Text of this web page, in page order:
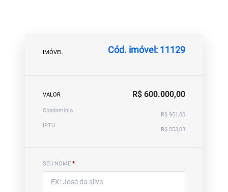
IMÓVEL Cód. imóvel: 11129
VALOR R$ 600.000,00
Condomínio
R$ 951,00
IPTU
R$ 553,03
SEU NOME *